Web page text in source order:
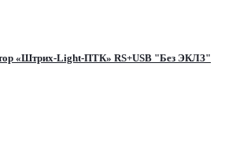
«Штрих-Light-ПТК» RS+USB "Без ЭКЛЗ"